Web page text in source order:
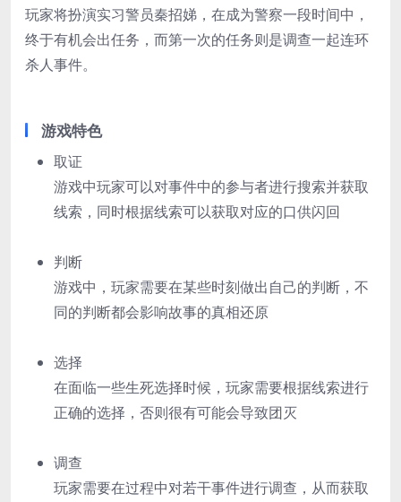
玩家将扮演实习警员秦招娣，在成为警察一段时间中，
终于有机会出任务，而第一次的任务则是调查一起连环
杀人事件。
游戏特色
取证
游戏中玩家可以对事件中的参与者进行搜索并获取
线索，同时根据线索可以获取对应的口供闪回
判断
游戏中，玩家需要在某些时刻做出自己的判断，不
同的判断都会影响故事的真相还原
选择
在面临一些生死选择时候，玩家需要根据线索进行
正确的选择，否则很有可能会导致团灭
调查
玩家需要在过程中对若干事件进行调查，从而获取